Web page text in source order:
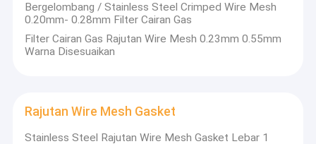
Bergelombang / Stainless Steel Crimped Wire Mesh
0.20mm- 0.28mm Filter Cairan Gas
Filter Cairan Gas Rajutan Wire Mesh 0.23mm 0.55mm
Warna Disesuaikan
Rajutan Wire Mesh Gasket
Stainless Steel Rajutan Wire Mesh Gasket Lebar 1